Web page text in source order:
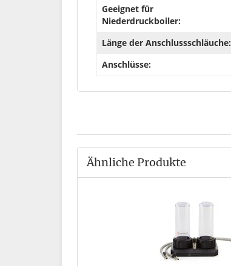
Geeignet für
Niederdruckboiler:
Länge der Anschlussschläuche:
Anschlüsse:
Ähnliche Produkte